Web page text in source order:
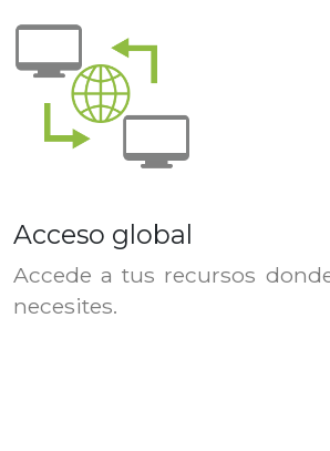
Acceso global
Accede a tus recursos
necesites.